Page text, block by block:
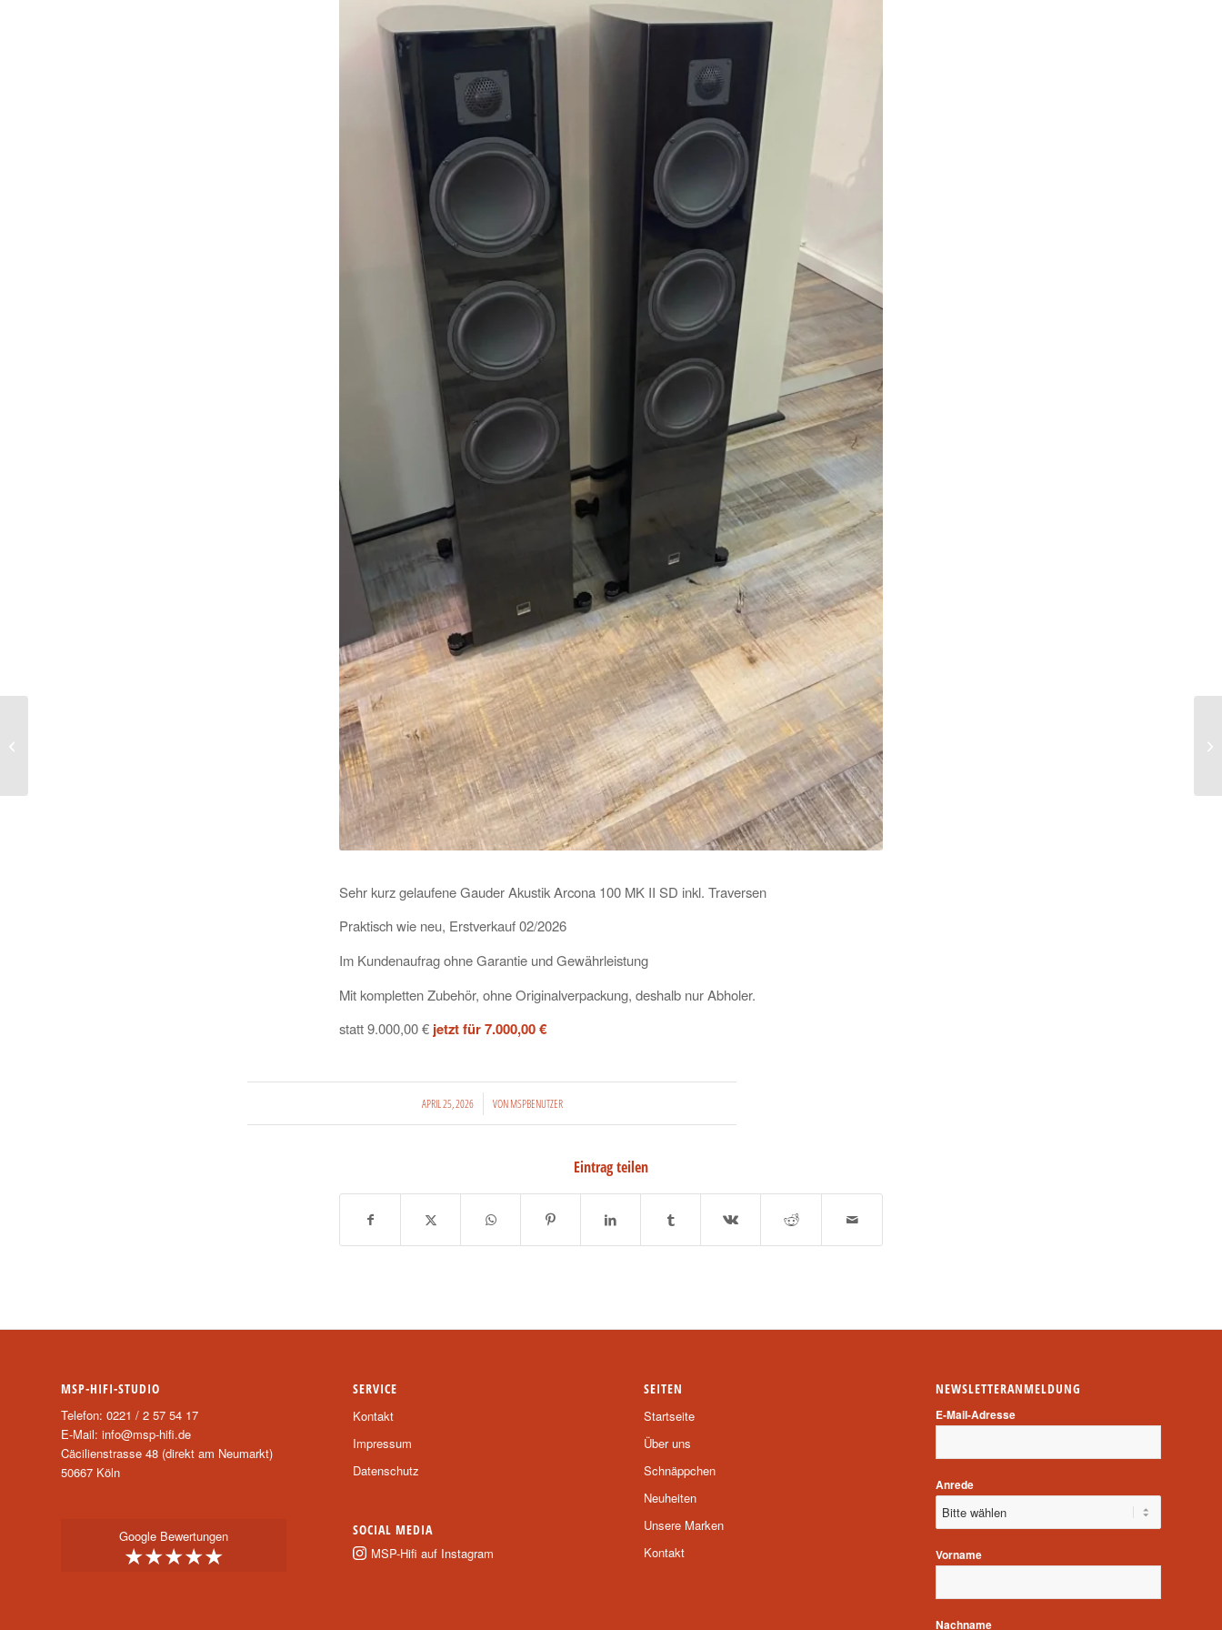
Sehr kurz gelaufene Gauder Akustik Arcona 100 MK II SD inkl. Traversen
Praktisch wie neu, Erstverkauf 02/2026
Im Kundenaufrag ohne Garantie und Gewährleistung
Mit kompletten Zubehör, ohne Originalverpackung, deshalb nur Abholer.
statt 9.000,00 € jetzt für 7.000,00 €
APRIL 25, 2026
/ VONMSPBENUTZER
Eintrag teilen
MSP-HIFI-STUDIO
Telefon: 0221 / 2 57 54 17
E-Mail: info@msp-hifi.de
Cäcilienstrasse 48 (direkt am Neumarkt)
50667 Köln
Google Bewertungen
★★★★★
SERVICE
Kontakt
Impressum
Datenschutz
SOCIAL MEDIA
MSP-Hifi auf Instagram
SEITEN
Startseite
Über uns
Schnäppchen
Neuheiten
Unsere Marken
Kontakt
NEWSLETTERANMELDUNG
E-Mail-Adresse
Anrede
Vorname
Nachname